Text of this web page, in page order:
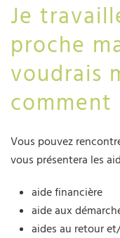
Je
proche
voudrais
comment
Vous pouvez
vous présentera les
aide financière
aide aux
aides au retour